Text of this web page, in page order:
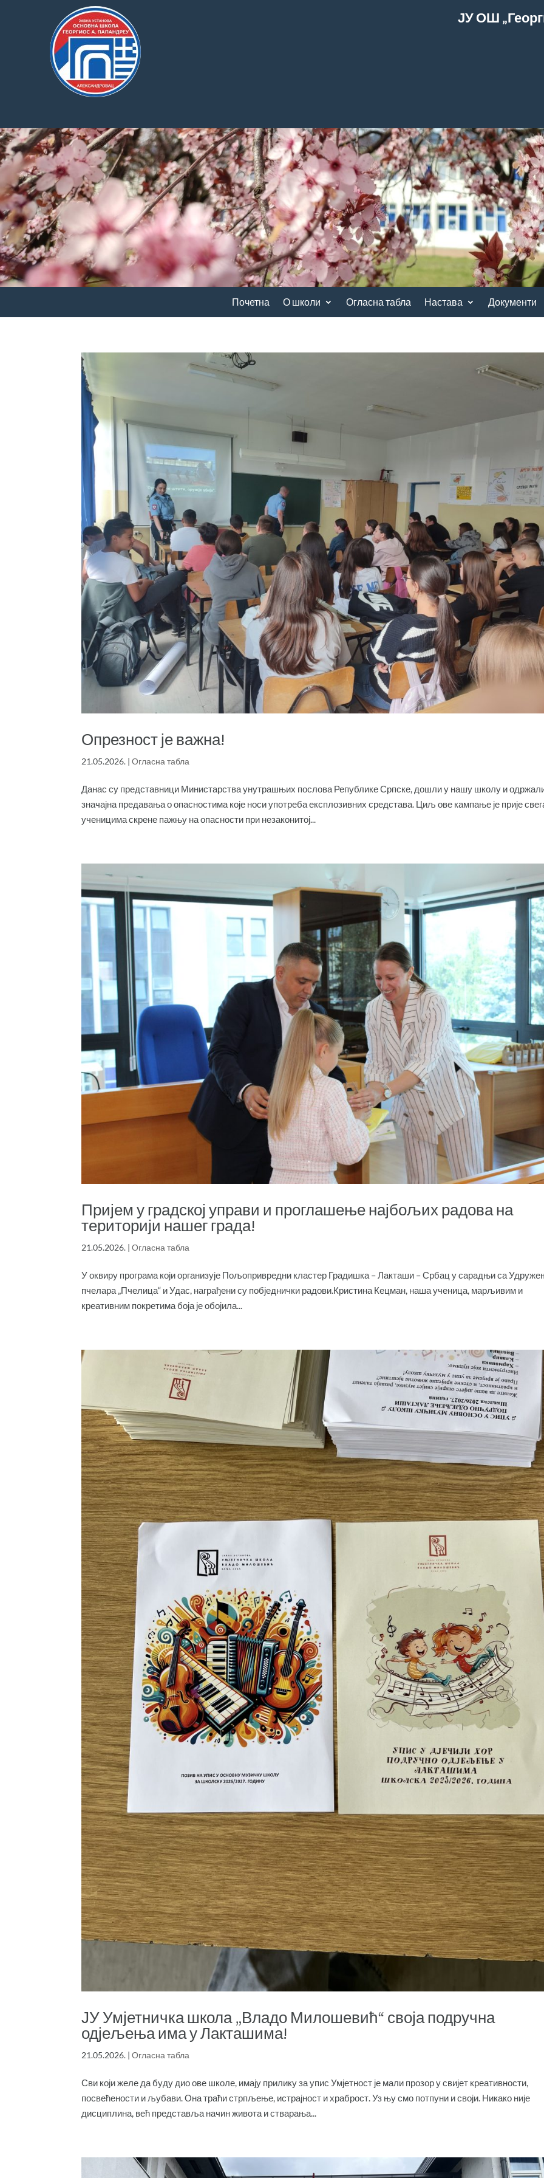
ЈУ ОШ
Почетна О школи Огласна табла Настава Документи
Опрезност је важна!
21.05.2026. |Огласна табла
Данас су представници Министарства унутрашњих послова Републике Српске, дошли у нашу школу и
значајна предавања о опасностима које носи употреба експлозивних средстава. Циљ ове кампање је прије
ученицима скрене пажњу на опасности при незаконитој...
Пријем у градској управи и проглашење најбољих радова на
територији нашег града!
21.05.2026. |Огласна табла
У оквиру програма који организује Пољопривредни кластер Градишка – Лакташи – Србац у сарадњи са
пчелара „Пчелица“ и Удас, награђени су побједнички радови.Кристина Кецман, наша ученица, марљивим и
креативним покретима боја је обојила...
ЈУ Умјетничка школа „Владо Милошевић“ своја подручна
одјељења има у Лакташима!
21.05.2026. |Огласна табла
Сви који желе да буду дио ове школе, имају прилику за упис Умјетност је мали прозор у свијет креативности,
посвећености и љубави. Она траћи стрпљење, истрајност и храброст. Уз њу смо потпуни и своји. Никако није
дисциплина, већ представља начин живота и стварања...